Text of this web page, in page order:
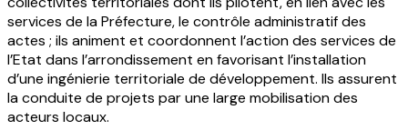
services de la Préfecture, le contrôle administratif des
actes ; ils animent et coordonnent l’action des services de
l’Etat dans l’arrondissement en favorisant l’installation
d’une ingénierie territoriale de développement. Ils assurent
la conduite de projets par une large mobilisation des
acteurs locaux.